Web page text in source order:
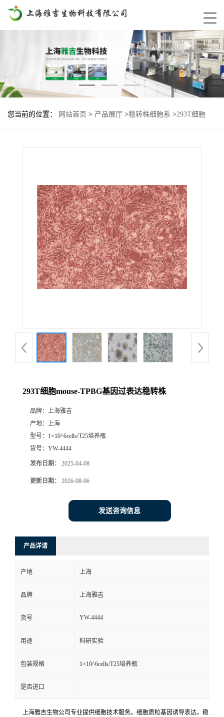
您当前的位置： 网站首页 > 产品展厅 >稳转株细胞系 >293T细胞
293T细胞mouse-TPBG基因过表达稳转株
品牌： 上海雅吉
产地： 上海
型号： 1×10^6cells/T25培养瓶
货号： YW-4444
发布日期： 2025-04-08
更新日期： 2026-08-06
发送咨询信息
产品详请
产地 上海
品牌 上海雅吉
货号 YW-4444
用途 科研实验
包装规格 1×10^6cells/T25培养瓶
是否进口
上海雅吉生物公司专业提供细胞技术服务。细胞质粒基因诱导表达，稳